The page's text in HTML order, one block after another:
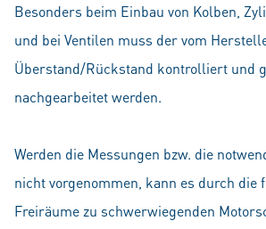
Besonders beim Einbau von Kolben,
und bei Ventilen muss der vom
Überstand/Rückstand kontrolliert und
nachgearbeitet werden.
Werden die Messungen bzw. die
nicht vorgenommen, kann es durch die
Freiräume zu schwerwiegenden